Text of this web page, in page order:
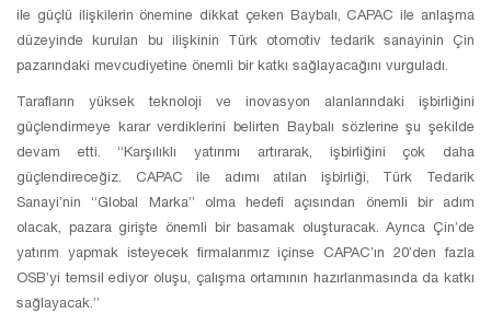
ile güçlü ilişkilerin önemine dikkat çeken Baybalı, CAPAC ile anlaşma
düzeyinde kurulan bu ilişkinin Türk otomotiv tedarik sanayinin Çin
pazarındaki mevcudiyetine önemli bir katkı sağlayacağını vurguladı.
Tarafların yüksek teknoloji ve inovasyon alanlarındaki işbirliğini
güçlendirmeye karar verdiklerini belirten Baybalı sözlerine şu şekilde
devam etti. “Karşılıklı yatırımı artırarak, işbirliğini çok daha
güçlendireceğiz. CAPAC ile adımı atılan işbirliği, Türk Tedarik
Sanayi’nin “Global Marka” olma hedefi açısından önemli bir adım
olacak, pazara girişte önemli bir basamak oluşturacak. Ayrıca Çin’de
yatırım yapmak isteyecek firmalarımız içinse CAPAC’ın 20’den fazla
OSB’yi temsil ediyor oluşu, çalışma ortamının hazırlanmasında da katkı
sağlayacak.”